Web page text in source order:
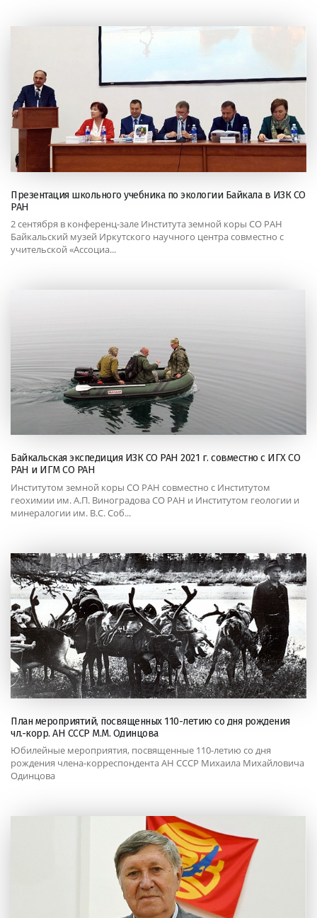
Презентация школьного учебника по экологии Байкала в ИЗК СО
РАН
2 сентября в конференц-зале Института земной коры СО РАН
Байкальский музей Иркутского научного центра совместно с
учительской «Ассоциа...
Байкальская экспедиция ИЗК СО РАН 2021 г. совместно с ИГХ СО
РАН и ИГМ СО РАН
Институтом земной коры СО РАН совместно с Институтом
геохимии им. А.П. Виноградова СО РАН и Институтом геологии и
минералогии им. В.С. Соб...
План мероприятий, посвященных 110-летию со дня рождения
чл.-корр. АН СССР М.М. Одинцова
Юбилейные мероприятия, посвященные 110-летию со дня
рождения члена-корреспондента АН СССР Михаила Михайловича
Одинцова